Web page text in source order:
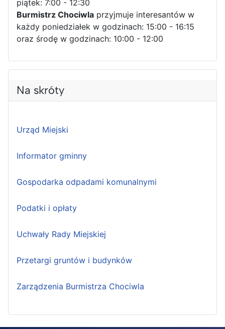
piątek: 7:00 - 12:30
Burmistrz Chociwla przyjmuje interesantów w
każdy poniedziałek w godzinach: 15:00 - 16:15
oraz środę w godzinach: 10:00 - 12:00
Na skróty
Urząd Miejski
Informator gminny
Gospodarka odpadami komunalnymi
Podatki i opłaty
Uchwały Rady Miejskiej
Przetargi gruntów i budynków
Zarządzenia Burmistrza Chociwla